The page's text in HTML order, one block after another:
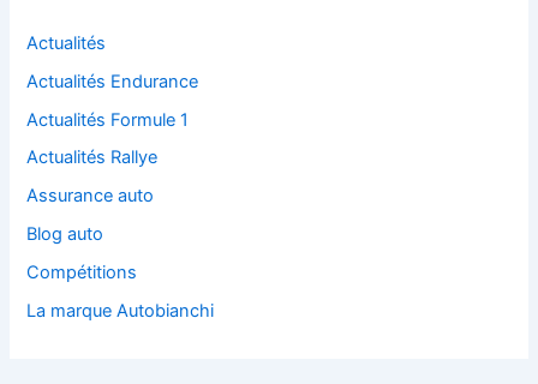
Actualités
Actualités Endurance
Actualités Formule 1
Actualités Rallye
Assurance auto
Blog auto
Compétitions
La marque Autobianchi